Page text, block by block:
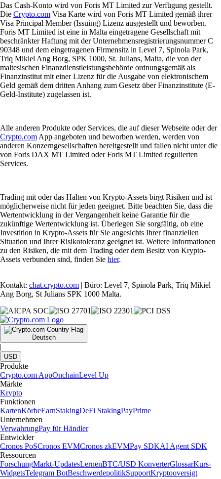
Das Cash-Konto wird von Foris MT Limited zur Verfügung gestellt.
Die Crypto.com Visa Karte wird von Foris MT Limited gemäß ihrer
Visa Principal Member (Issuing) Lizenz ausgestellt und beworben.
Foris MT Limited ist eine in Malta eingetragene Gesellschaft mit
beschränkter Haftung mit der Unternehmensregistrierungsnummer C
90348 und dem eingetragenen Firmensitz in Level 7, Spinola Park,
Triq Mikiel Ang Borg, SPK 1000, St. Julians, Malta, die von der
maltesischen Finanzdienstleistungsbehörde ordnungsgemäß als
Finanzinstitut mit einer Lizenz für die Ausgabe von elektronischem
Geld gemäß dem dritten Anhang zum Gesetz über Finanzinstitute (E-
Geld-Institute) zugelassen ist.
Alle anderen Produkte oder Services, die auf dieser Webseite oder der
Crypto.com App angeboten und beworben werden, werden von
anderen Konzerngesellschaften bereitgestellt und fallen nicht unter die
von Foris DAX MT Limited oder Foris MT Limited regulierten
Services.
Trading mit oder das Halten von Krypto-Assets birgt Risiken und ist
möglicherweise nicht für jeden geeignet. Bitte beachten Sie, dass die
Wertentwicklung in der Vergangenheit keine Garantie für die
zukünftige Wertentwicklung ist. Überlegen Sie sorgfältig, ob eine
Investition in Krypto-Assets für Sie angesichts Ihrer finanziellen
Situation und Ihrer Risikotoleranz geeignet ist. Weitere Informationen
zu den Risiken, die mit dem Trading oder dem Besitz von Krypto-
Assets verbunden sind, finden Sie hier.
Kontakt: chat.crypto.com | Büro: Level 7, Spinola Park, Triq Mikiel
Ang Borg, St Julians SPK 1000 Malta.
Deutsch
|
USD
Produkte
Crypto.com AppOnchainLevel Up
Märkte
Krypto
Funktionen
KartenKörbeEarnStakingDeFi StakingPayPrime
Unternehmen
VerwahrungPay für Händler
Entwickler
Cronos PoSCronos EVMCronos zkEVMPay SDKAI Agent SDK
Ressourcen
ForschungMarkt-UpdatesLernenBTC/USD KonverterGlossarKurs-
WidgetsTelegram BotBeschwerdepolitikSupportKryptooversigt